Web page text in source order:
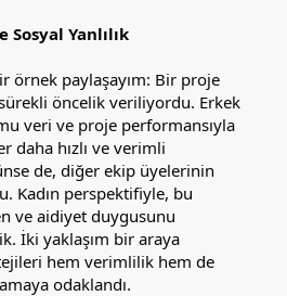
Yanlılık
örnek paylaşayım: Bir proje
öncelik veriliyordu. Erkek
veri ve proje performansıyla
daha hızlı ve verimli
de, diğer ekip üyelerinin
Kadın perspektifiyle, bu
ve aidiyet duygusunu
İki yaklaşım bir araya
hem verimlilik hem de
odaklandı.